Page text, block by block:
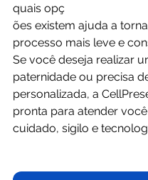
quais opç
ões existem ajuda a
processo mais leve e
Se você deseja realizar
paternidade ou precisa
personalizada, a
pronta para atender
cuidado, sigilo e